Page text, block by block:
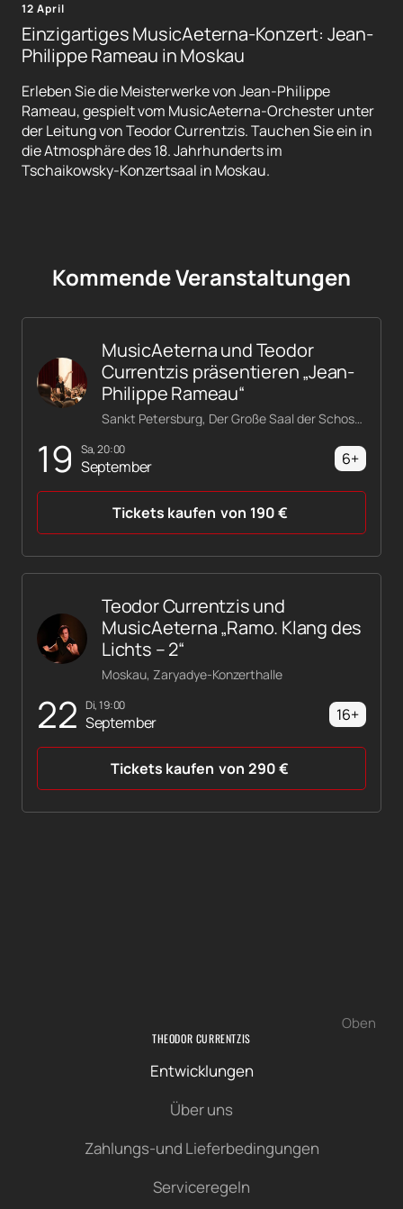
12 April
Einzigartiges MusicAeterna-Konzert: Jean-
Philippe Rameau in Moskau
Erleben Sie die Meisterwerke von Jean-Philippe
Rameau, gespielt vom MusicAeterna-Orchester unter
der Leitung von Teodor Currentzis. Tauchen Sie ein in
die Atmosphäre des 18. Jahrhunderts im
Tschaikowsky-Konzertsaal in Moskau.
Kommende Veranstaltungen
19 Sa, 20:00
September
MusicAeterna und Teodor
Currentzis präsentieren „Jean-
Philippe Rameau“
Sankt Petersburg, Der Große Saal der Schostakowitsch-Philharmonie
6+
Tickets kaufen von 190€
22 Di, 19:00
September
Teodor Currentzis und
MusicAeterna „Ramo. Klang des
Lichts – 2“
Moskau, Zaryadye-Konzerthalle
16+
Tickets kaufen von 290€
Oben
THEODOR CURRENTZIS
Entwicklungen
Über uns
Zahlungs-und Lieferbedingungen
Serviceregeln